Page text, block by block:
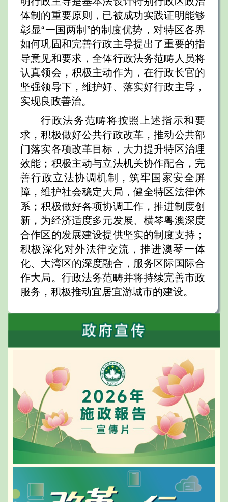
体制的重要原则，已被成功实践证明能够
彰显“一国两制”的制度优势，对特区各界
如何巩固和完善行政主导提出了重要的指
导意见和要求，全体行政法务范畴人员将
认真领会，积极主动作为，在行政长官的
坚强领导下，维护好、落实好行政主导，
实现良政善治。
行政法务范畴将按照上述指示和要
求，积极做好公共行政改革，推动公共部
门落实各项改革目标，大力提升特区治理
效能；积极主动与立法机关协作配合，完
善行政立法协调机制，筑牢国家安全屏
障，维护社会稳定大局，健全特区法律体
系；积极做好各项协调工作，推进制度创
新，为经济适度多元发展、横琴粤澳深度
合作区的发展建设提供坚实的制度支持；
积极深化对外法律交流，推进澳琴一体
化、大湾区的深度融合，服务区际国际合
作大局。行政法务范畴并将持续完善市政
服务，积极推动宜居宜游城市的建设。